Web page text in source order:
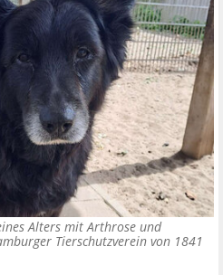
Alters mit Arthrose und
Tierschutzverein von 1841